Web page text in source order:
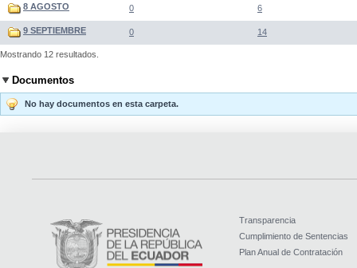
8 AGOSTO 0 6
9 SEPTIEMBRE 0 14
Mostrando 12 resultados.
Documentos
No hay documentos en esta carpeta.
Transparencia
Cumplimiento de Sentencias
Plan Anual de Contratación